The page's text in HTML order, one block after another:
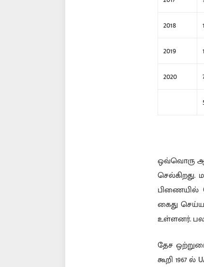
2018
2019
2020
ஒவ்வொரு
பிணையில்
கைது
உள்ளனர். பல
தேச
கூறி 1967